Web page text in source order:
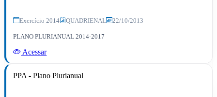
Exercício 2014 QUADRIENAL 22/10/2013
PLANO PLURIANUAL 2014-2017
Acessar
PPA - Plano Plurianual